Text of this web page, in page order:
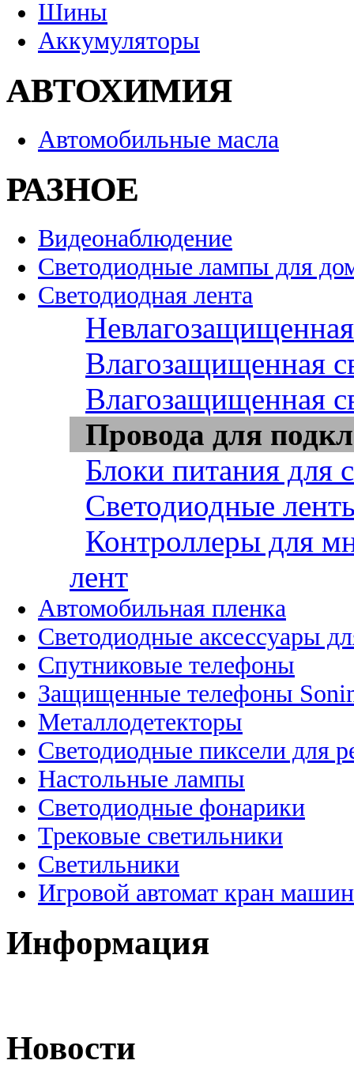
Шины
Аккумуляторы
АВТОХИМИЯ
Автомобильные масла
РАЗНОЕ
Видеонаблюдение
Светодиодные лампы для
Светодиодная лента
Влагозащищенная
Влагозащищенная
Провода для
Блоки питания для
Светодиодные
Контроллеры для
лент
Автомобильная пленка
Светодиодные аксессуары
Спутниковые телефоны
Защищенные телефоны
Металлодетекторы
Светодиодные пиксели для
Настольные лампы
Светодиодные фонарики
Трековые светильники
Светильники
Игровой автомат кран
Информация
Новости